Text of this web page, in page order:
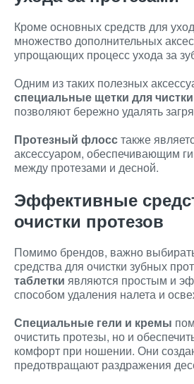
Кроме основных средств для
множество дополнительных
упрощающих процесс ухода за
Одним из таких полезных
специальные щетки для
позволяют бережно удалять
Протезный флосстакже
аксессуаром, обеспечивающим
между протезами и десной.
Эффективные
очистки протезов
Помимо брендов, важно
средства для очистки зубных
таблетки являются простым и
способом удаления налета и
Специальные гели и кремы
очистить протезы, но и
комфорт при ношении. Они
предотвращают раздражения